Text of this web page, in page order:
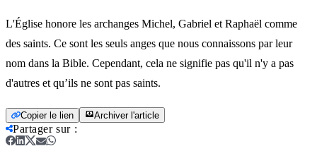
L'Église honore les archanges Michel, Gabriel et Raphaël comme
des saints. Ce sont les seuls anges que nous connaissons par leur
nom dans la Bible. Cependant, cela ne signifie pas qu'il n'y a pas
d'autres et qu’ils ne sont pas saints.
Copier le lien Archiver l'article
Partager sur: